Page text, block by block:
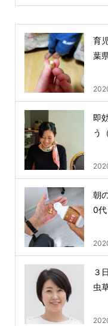
育
葉
即
う
朝
0代
３
虫